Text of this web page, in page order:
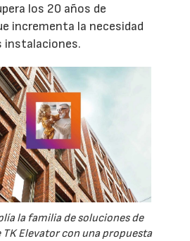
los 20 años de
incrementa la necesidad
instalaciones.
la familia de soluciones de
Elevator con una propuesta